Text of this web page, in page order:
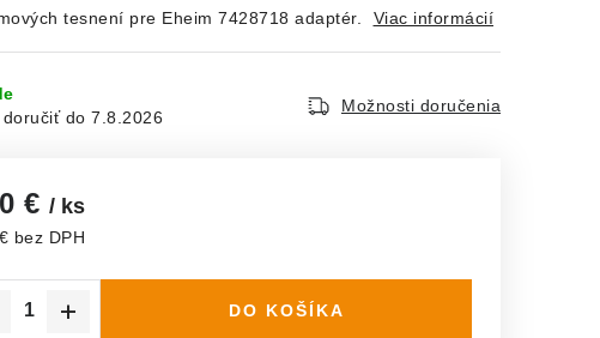
tesnení pre Eheim 7428718 adaptér. Viac informácií
7.8.2026
Možnosti doručenia
€ / ks
bez DPH
DO KOŠÍKA